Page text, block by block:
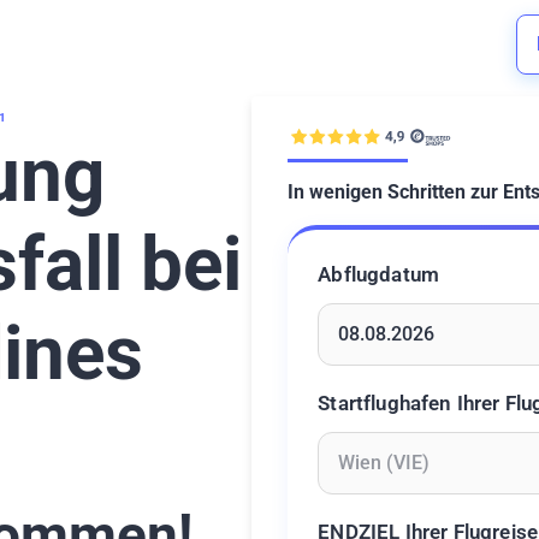
bei
In wenigen Schritten zur
Abflugdatum
Startflughafen Ihrer
ENDZIEL Ihrer Flugreise